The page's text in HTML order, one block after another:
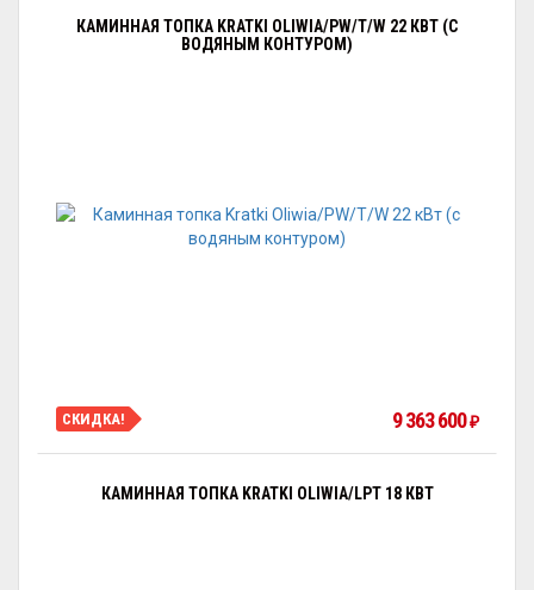
КАМИННАЯ ТОПКА KRATKI OLIWIA/PW/T/W 22 КВТ (С
ВОДЯНЫМ КОНТУРОМ)
СКИДКА! 9 363 600₽
КАМИННАЯ ТОПКА KRATKI OLIWIA/LPT 18 КВТ